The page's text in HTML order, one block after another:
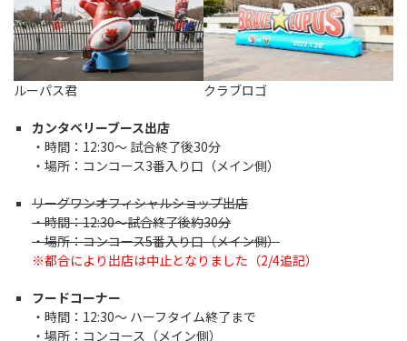
ルーパス君 クラブロゴ
カンタベリーブース出店
・時間：12:30～ 試合終了後30分
・場所：コンコース3番入り口（メイン側）
リーグワンオフィシャルショップ出店
・時間：12:30～試合終了後約30分
・場所：コンコース5番入り口（メイン側）
※都合により出店は中止となりました（2/4追記）
フードコーナー
・時間：12:30～ ハーフタイム終了まで
・場所：コンコース（メイン側）